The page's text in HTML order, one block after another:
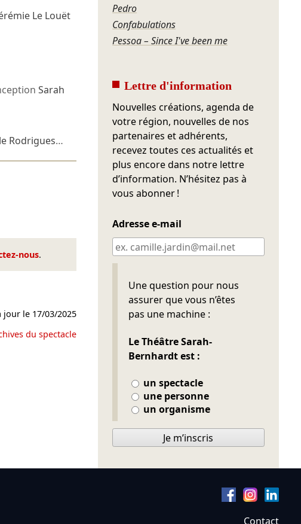
Le Louët
Sarah
Rodrigues…
nous.
jour le 17/03/2025
du spectacle
Pedro
Confabulations
Pessoa – Since I've been me
Lettre d'information
Nouvelles créations, agenda de
votre région, nouvelles de nos
partenaires et adhérents,
recevez toutes ces actualités et
plus encore dans notre lettre
d’information. N’hésitez pas à
vous abonner !
Adresse e-mail
Une question pour nous
assurer que vous n’êtes
pas une machine :
Le Théâtre Sarah-
Bernhardt est :
un spectacle
une personne
un organisme
Ne pas remplir
Je m’inscris
Contact